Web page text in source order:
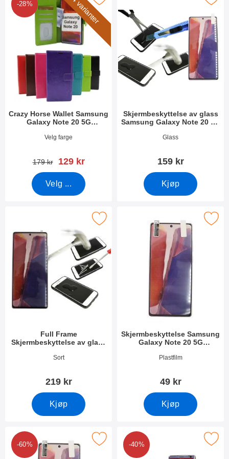
4 varianter
-28%
Crazy Horse Wallet Samsung
Galaxy Note 20 5G
Varenummer 37502
Velg farge
gammel pris
179 kr ny pris
129 kr
Velg ...
Skjermbeskyttelse av glass
Samsung Galaxy Note 20 5G
Varenummer 37203
Glass
159 kr
Kjøp
Full Frame
Skjermbeskyttelse av glass
(N981B/DS)
Varenummer 37205
Sort
219 kr
Kjøp
av glass Samsung Galaxy Note 20 5G (N981B/
Skjermbeskyttelse Samsung
Galaxy Note 20 5G
Varenummer 37201
Plastfilm
49 kr
Kjøp
Merk skjermbeskyttelse Samsung Galaxy
-60%
Samsung Galaxy Note 20 5G (N981B/DS)
-40%
Merk ultra Thin TPU Deksel Samsung